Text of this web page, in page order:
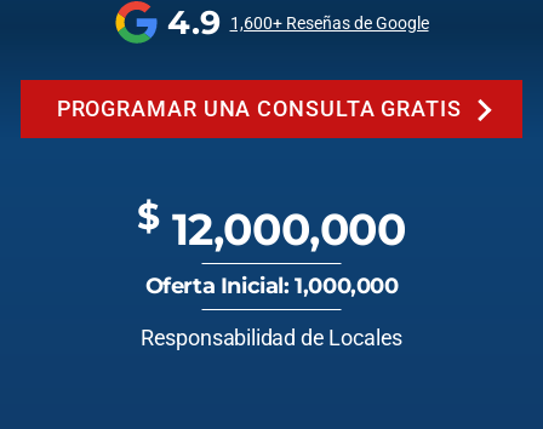
4.9 1,600+ Reseñas de Google
PROGRAMAR UNA CONSULTA GRATIS
$ 12,000,000
Oferta Inicial: 1,000,000
Responsabilidad de Locales